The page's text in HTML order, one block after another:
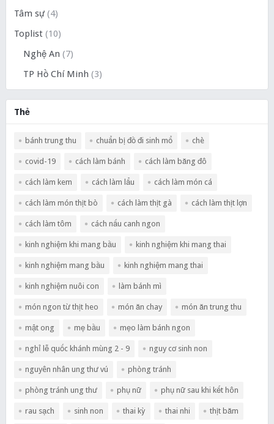
Tâm sự(4)
Toplist(10)
Nghệ An (7)
TP Hồ Chí Minh (3)
Thẻ
bánh trung thu chuẩn bị đồ đi sinh mổ chè
covid-19 cách làm bánh cách làm băng đô
cách làm kem cách làm lẩu cách làm món cá
cách làm món thịt bò cách làm thịt gà cách làm thịt lợn
cách làm tôm cách nấu canh ngon
kinh nghiệm khi mang bầu kinh nghiệm khi mang thai
kinh nghiệm mang bầu kinh nghiệm mang thai
kinh nghiệm nuôi con làm bánh mì
món ngon từ thịt heo món ăn chay món ăn trung thu
mật ong mẹ bầu mẹo làm bánh ngon
nghỉ lễ quốc khánh mùng 2 - 9 nguy cơ sinh non
nguyên nhân ung thư vú phòng tránh
phòng tránh ung thư phụ nữ phụ nữ sau khi kết hôn
rau sạch sinh non thai kỳ thai nhi thịt băm